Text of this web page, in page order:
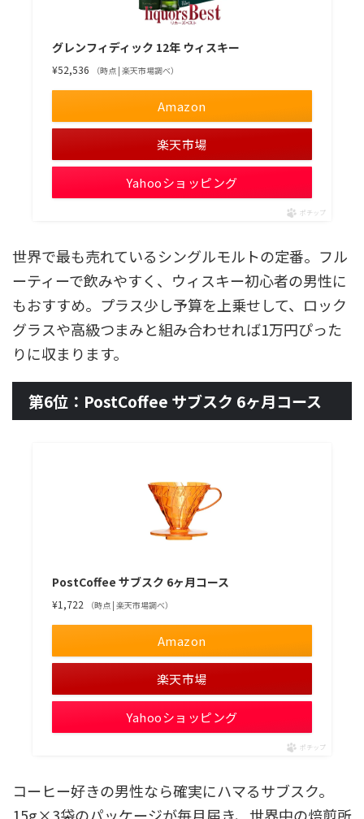
グレンフィディック 12年 ウィスキー
¥52,536 （時点 | 楽天市場調べ）
Amazon
楽天市場
Yahooショッピング
ポチップ
世界で最も売れているシングルモルトの定番。フル
ーティーで飲みやすく、ウィスキー初心者の男性に
もおすすめ。プラス少し予算を上乗せして、ロック
グラスや高級つまみと組み合わせれば1万円ぴった
りに収まります。
第6位：PostCoffee サブスク 6ヶ月コース
PostCoffee サブスク 6ヶ月コース
¥1,722 （時点 | 楽天市場調べ）
Amazon
楽天市場
Yahooショッピング
ポチップ
コーヒー好きの男性なら確実にハマるサブスク。